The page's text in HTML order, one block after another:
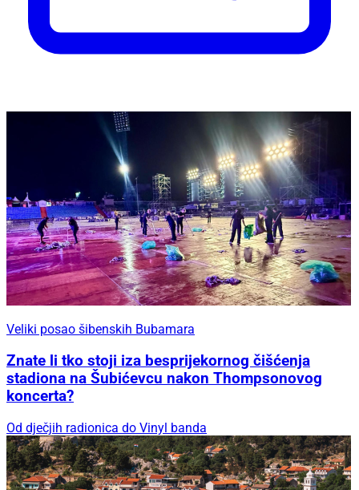
Veliki posao šibenskih Bubamara
Znate li tko stoji iza besprijekornog čišćenja
stadiona na Šubićevcu nakon Thompsonovog
koncerta?
Od dječjih radionica do Vinyl banda